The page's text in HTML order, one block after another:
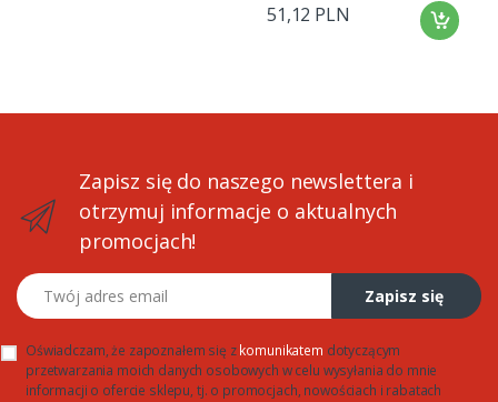
51,12 PLN
Zapisz się do naszego newslettera i
otrzymuj informacje o aktualnych
promocjach!
Twój adres email
Zapisz się
Oświadczam, że zapoznałem się zkomunikatem dotyczącym
przetwarzania moich danych osobowych w celu wysyłania do mnie
informacji o ofercie sklepu, tj. o promocjach, nowościach i rabatach